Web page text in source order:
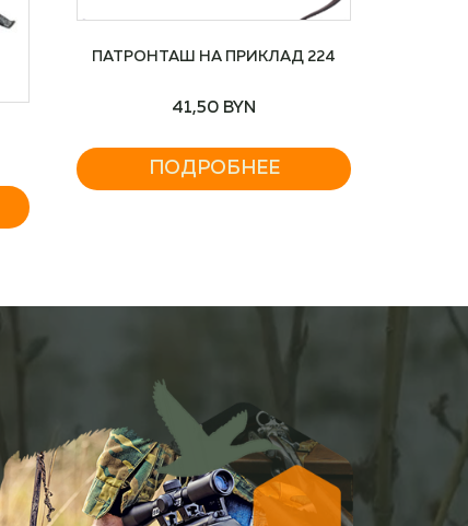
ПАТРОНТАШ НА ПРИКЛАД 224
41,50 BYN
ПОДРОБНЕЕ